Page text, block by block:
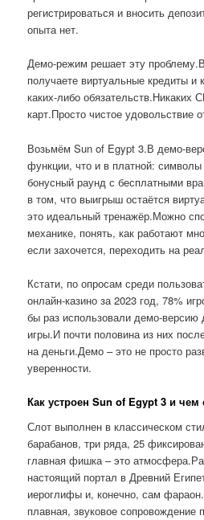
регистрироваться и вносить
опыта нет.
Демо-режим решает эту
получаете виртуальные кредиты и
каких-либо обязательств.Никаких
карт.Просто чистое удовольствие
Возьмём Sun of Egypt 3.В демо-
функции, что и в платной: символы
бонусный раунд с бесплатными
в том, что выигрыш остаётся
это идеальный тренажёр.Можно
механике, понять, как работают
если захочется, переходить на
Кстати, по опросам среди
онлайн-казино за 2023 год, 78%
бы раз использовали демо-версию
игры.И почти половина из них
на деньги.Демо – это не просто
уверенности.
Как устроен Sun of Egypt 3 и чем
Слот выполнен в классическом
барабанов, три ряда, 25
главная фишка – это
настоящий портал в Древний
иероглифы и, конечно, сам
плавная, звуковое сопровождение